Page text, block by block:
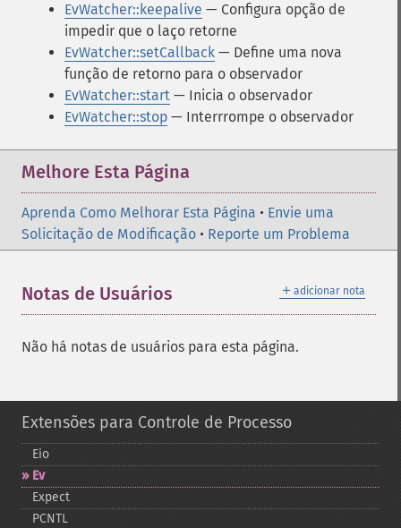
EvWatcher::keepalive — Configura opção de
impedir que o laço retorne
EvWatcher::setCallback — Define uma nova
função de retorno para o observador
EvWatcher::start — Inicia o observador
EvWatcher::stop — Interrrompe o observador
Melhore Esta Página
Aprenda Como Melhorar Esta Página • Envie uma
Solicitação de Modificação • Reporte um Problema
＋ adicionar nota
Notas de Usuários
Não há notas de usuários para esta página.
Extensões para Controle de Processo
Eio
Ev
Expect
PCNTL